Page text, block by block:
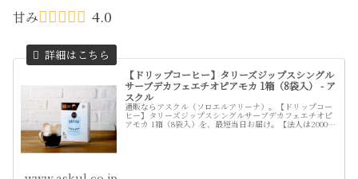
甘み 4.0
【ドリップコーヒー】タリーズジップスシングル
サーブデカフェエチオピアモカ 1箱（8袋入） - ア
スクル
通販ならアスクル（ソロエルアリーナ）。【ドリップコー
ヒー】タリーズジップスシングルサーブデカフェエチオピ
アモカ 1箱（8袋入）を、最短当日お届け。【法人は2000円